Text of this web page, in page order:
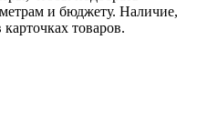
и бюджету. Наличие,
товаров.